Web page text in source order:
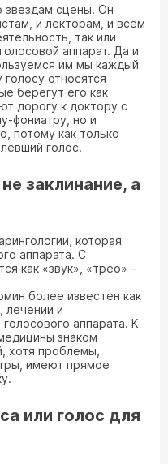
звездам сцены. Он
и лекторам, и всем
так или
аппарат. Да и
им мы каждый
относятся
берегут его как
дорогу к доктору с
фониатру, но и
потому как только
голос.
заклинание, а
которая
аппарата. С
как «звук», «трео» –
более известен как
лечении и
аппарата. К
знаком
хотя проблемы,
имеют прямое
или голос для